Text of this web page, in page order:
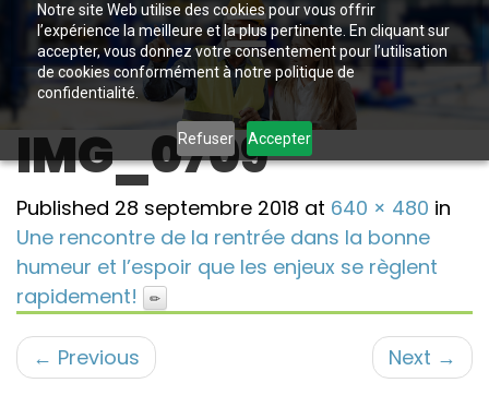
Notre site Web utilise des cookies pour vous offrir
l’expérience la meilleure et la plus pertinente. En cliquant sur
accepter, vous donnez votre consentement pour l’utilisation
de cookies conformément à notre politique de
confidentialité.
Refuser Accepter
IMG_0709
Published 28 septembre 2018 at 640 × 480 in
Une rencontre de la rentrée dans la bonne
humeur et l’espoir que les enjeux se règlent
rapidement!
← Previous Next →